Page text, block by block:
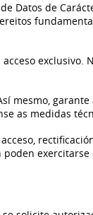
Datos de
exclusivo.
mesmo,
as medidas